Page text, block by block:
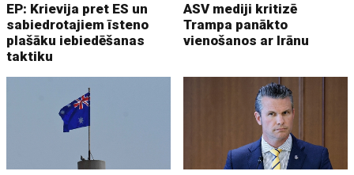
EP: Krievija pret ES un
sabiedrotajiem īsteno
plašāku iebiedēšanas
taktiku
ASV mediji kritizē
Trampa panākto
vienošanos ar Irānu